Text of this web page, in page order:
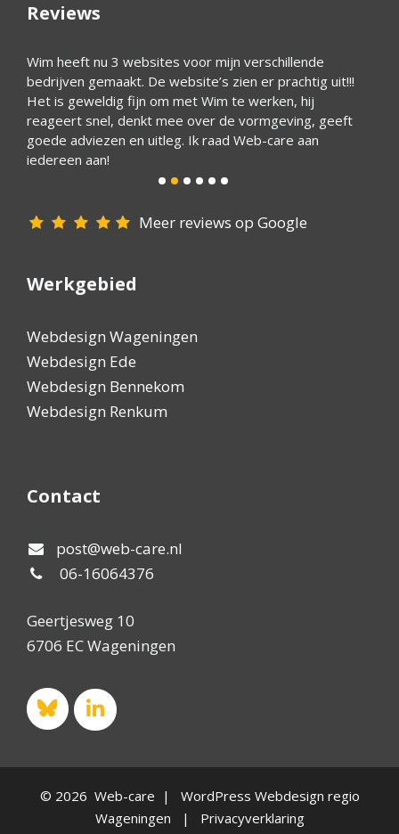
Reviews
Wim heeft nu 3 websites voor mijn verschillende
bedrijven gemaakt. De website’s zien er prachtig uit!!!
Het is geweldig fijn om met Wim te werken, hij
reageert snel, denkt mee over de vormgeving, geeft
goede adviezen en uitleg. Ik raad Web-care aan
iedereen aan!
Meer reviews op Google
Werkgebied
Webdesign Wageningen
Webdesign Ede
Webdesign Bennekom
Webdesign Renkum
Contact
post@web-care.nl
06-16064376
Geertjesweg 10
6706 EC Wageningen
© 2026 Web-care | WordPress Webdesign regio
Wageningen | Privacyverklaring